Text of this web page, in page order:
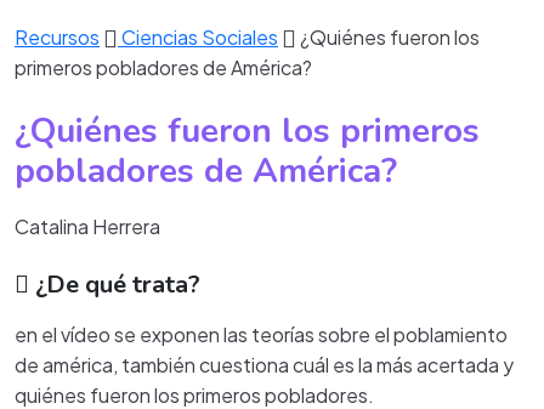
Recursos Ciencias Sociales
¿Quiénes fueron los
primeros pobladores de América?
¿Quiénes fueron los primeros
pobladores de América?
Catalina Herrera
¿De qué trata?
en el vídeo se exponen las teorías sobre el poblamiento
de américa, también cuestiona cuál es la más acertada y
quiénes fueron los primeros pobladores.